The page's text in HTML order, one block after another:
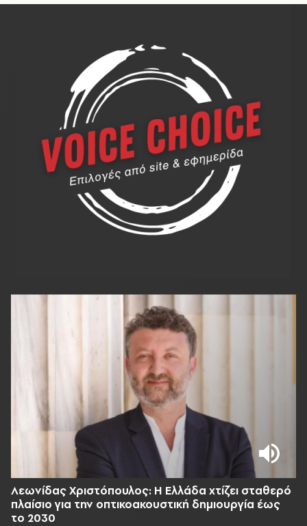
Λεωνίδας Χριστόπουλος: Η Ελλάδα χτίζει σταθερό
πλαίσιο για την οπτικοακουστική δημιουργία έως
το 2030